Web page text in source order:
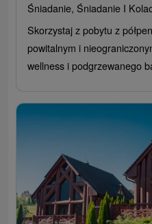
Śniadanie, Śniadanie I
Skorzystaj z pobytu z
powitalnym i
wellness i podgrzewanego